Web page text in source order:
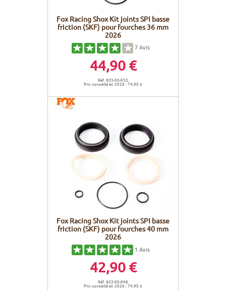
Fox Racing Shox Kit joints SPI basse
friction (SKF) pour fourches 36 mm
2026
7Avis
44,90 €
Réf. 803-00-933
Prix conseillé en 2026 : 74,90 €
Fox Racing Shox Kit joints SPI basse
friction (SKF) pour fourches 40 mm
2026
1 Avis
42,90 €
Réf. 803-00-946
Prix conseillé en 2026 : 74,90 €